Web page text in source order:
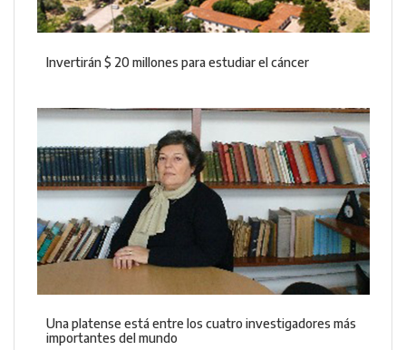
Invertirán $ 20 millones para estudiar el cáncer
Una platense está entre los cuatro investigadores más
importantes del mundo